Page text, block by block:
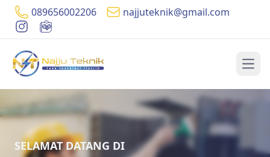
089656002206 najjuteknik@gmail.com
SELAMAT DATANG DI